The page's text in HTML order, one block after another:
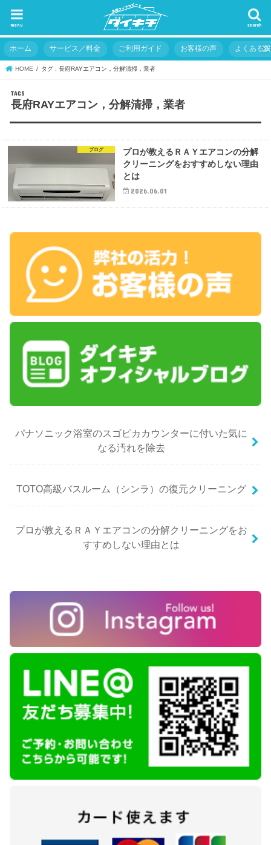
search
menu
ホーム サービス／料金 ご利用ガイド お客様の声 よくある
HOME タグ : 長府RAYエアコン，分解清掃，業者
長府RAYエアコン，分解清掃，業者
ブログ
プロが教えるＲＡＹエアコンの分解
クリーニングをおすすめしない理由
とは
2026.06.01
パナソニック浴室のスゴピカカウンターに付いた気に
なる汚れを除去
TOTO高級バスルーム（シンラ）の復元クリーニング
プロが教えるＲＡＹエアコンの分解クリーニングをお
すすめしない理由とは